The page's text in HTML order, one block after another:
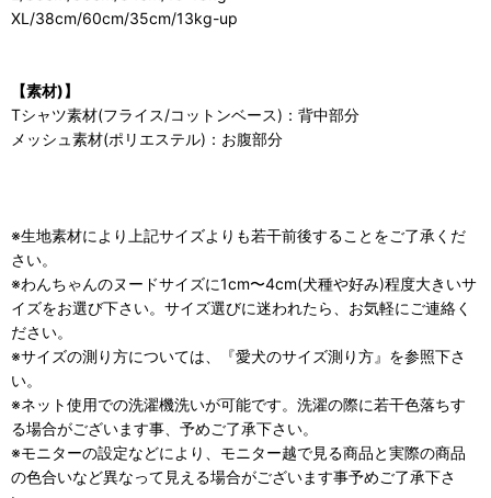
XL/38cm/60cm/35cm/13kg-up
【素材)】
Tシャツ素材(フライス/コットンベース)：背中部分
メッシュ素材(ポリエステル)：お腹部分
※生地素材により上記サイズよりも若干前後することをご了承くだ
さい。
※わんちゃんのヌードサイズに1cm〜4cm(犬種や好み)程度大きいサ
イズをお選び下さい。サイズ選びに迷われたら、お気軽にご連絡く
ださい。
※サイズの測り方については、『愛犬のサイズ測り方』を参照下さ
い。
※ネット使用での洗濯機洗いが可能です。洗濯の際に若干色落ちす
る場合がございます事、予めご了承下さい。
※モニターの設定などにより、モニター越で見る商品と実際の商品
の色合いなど異なって見える場合がございます事予めご了承下さ